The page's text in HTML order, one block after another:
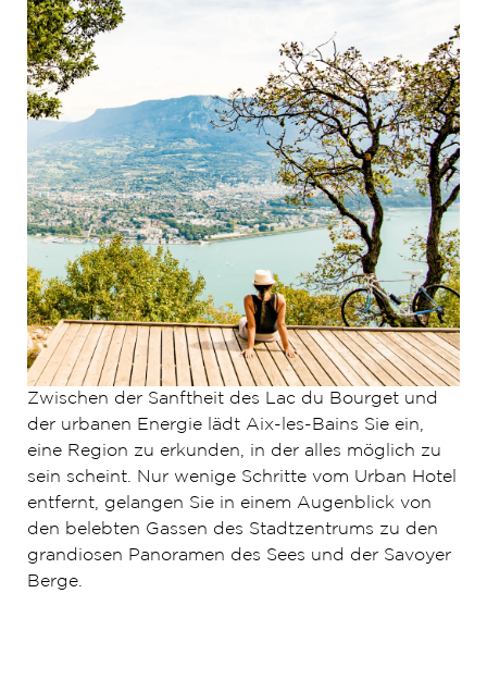
Zwischen der Sanftheit des Lac du Bourget und
der urbanen Energie lädt Aix-les-Bains Sie ein,
eine Region zu erkunden, in der alles möglich zu
sein scheint. Nur wenige Schritte vom Urban Hotel
entfernt, gelangen Sie in einem Augenblick von
den belebten Gassen des Stadtzentrums zu den
grandiosen Panoramen des Sees und der Savoyer
Berge.